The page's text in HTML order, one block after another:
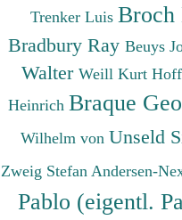
Trenker Luis Broch
Bradbury Ray Beuys
Walter Weill Kurt
Heinrich Braque
Wilhelm von Unseld
Zweig Stefan Andersen-
Pablo (eigentl.